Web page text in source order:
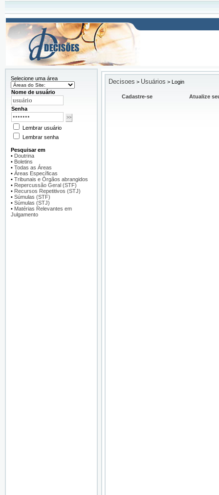
Selecione uma área
Nome de usuário
Senha
Lembrar usuário
Lembrar senha
Pesquisar em
• Doutrina
• Boletins
• Todas as Áreas
• Áreas Específicas
• Tribunais e Órgãos abrangidos
• Repercussão Geral (STF)
• Recursos Repetitivos (STJ)
• Súmulas (STF)
• Súmulas (STJ)
• Matérias Relevantes em
Julgamento
Decisoes > Usuários > Login
Cadastre-se Atualize